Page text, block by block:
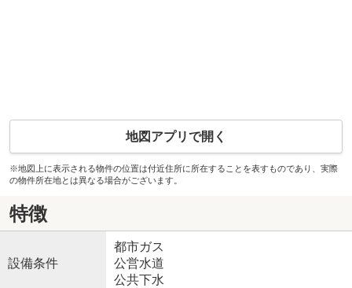
地図アプリで開く
※地図上に表示される物件の位置は付近住所に所在することを表すものであり、実際
の物件所在地とは異なる場合がございます。
特徴
設備条件
都市ガス
公営水道
公共下水